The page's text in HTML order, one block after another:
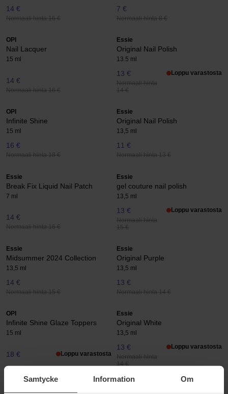
Samtycke Information Om
14 €
Normaali hinta 16 €
7 €
Normaali hinta 8 €
OPI
Nail Lacquer
15 ml
14 €
Normaali hinta 16 €
Essie
Original Nail Polish
13.5 ml
13 €
Normaali hinta
14 €
Loppu varastosta
OPI
Infinite Shine
15 ml
16 €
Normaali hinta 18 €
Essie
Original Nail Polish
13,5 ml
11 €
Normaali hinta 13 €
Essie
Break Fix Liquid Nail Patch
7 ml
14 €
Normaali hinta 16 €
Essie
gel couture nail polish
13,5 ml
13 €
Normaali hinta
15 €
Loppu varastosta
Essie
Midsummer 2024 Collection
13,5 ml
14 €
Normaali hinta 15 €
Essie
Original Purple
13,5 ml
13 €
Normaali hinta 14 €
OPI
Infinite Shine Glaze Toppers
15 ml
18 € Loppu varastosta
Essie
Original White
13,5 ml
13 €
Normaali hinta
14 €
Loppu varastosta